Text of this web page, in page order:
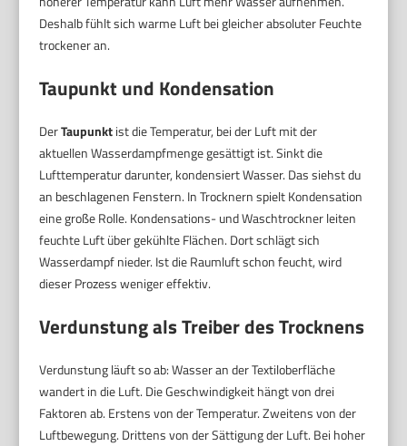
Deshalb fühlt sich warme Luft bei gleicher absoluter Feuchte
trockener an.
Taupunkt und Kondensation
DerTaupunktist die Temperatur, bei der Luft mit der
aktuellen Wasserdampfmenge gesättigt ist. Sinkt die
Lufttemperatur darunter, kondensiert Wasser. Das siehst du
an beschlagenen Fenstern. In Trocknern spielt Kondensation
eine große Rolle. Kondensations- und Waschtrockner leiten
feuchte Luft über gekühlte Flächen. Dort schlägt sich
Wasserdampf nieder. Ist die Raumluft schon feucht, wird
dieser Prozess weniger effektiv.
Verdunstung als Treiber des Trocknens
Verdunstung läuft so ab: Wasser an der Textiloberfläche
wandert in die Luft. Die Geschwindigkeit hängt von drei
Faktoren ab. Erstens von der Temperatur. Zweitens von der
Luftbewegung. Drittens von der Sättigung der Luft. Bei hoher